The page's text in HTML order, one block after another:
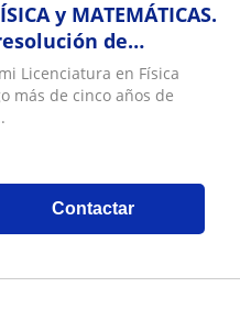
y MATEMÁTICAS.
de
Licenciatura en Física
más de cinco años de
Contactar